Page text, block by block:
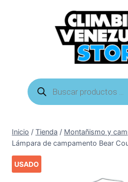
Búsqueda
de
productos
Inicio / Tienda / Montañismo y
Lámpara de campamento Bear
USADO